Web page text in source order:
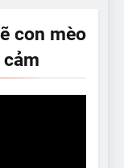
con mèo